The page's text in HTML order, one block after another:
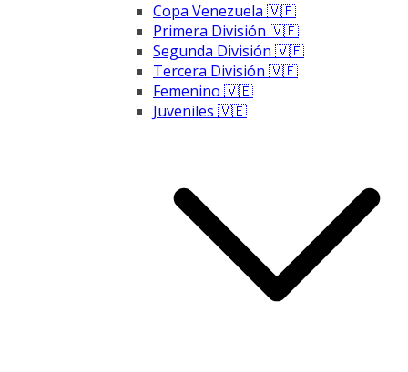
Copa Venezuela 🇻🇪
Primera División 🇻🇪
Segunda División 🇻🇪
Tercera División 🇻🇪
Femenino 🇻🇪
Juveniles 🇻🇪